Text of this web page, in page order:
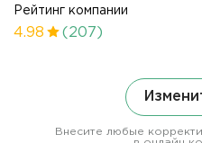
Рейтинг компании
4.98 (207)
Внесите любые